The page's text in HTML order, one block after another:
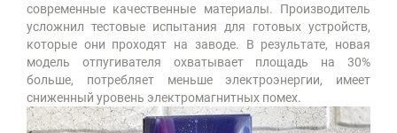
современные качественные материалы. Производитель
усложнил тестовые испытания для готовых устройств,
которые они проходят на заводе. В результате, новая
модель отпугивателя охватывает площадь на 30%
больше, потребляет меньше электроэнергии, имеет
сниженный уровень электромагнитных помех.